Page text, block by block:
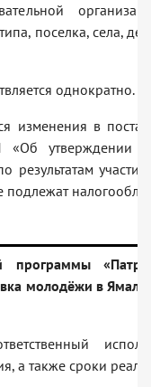
поселка, села,
однократно.
изменения в
утверждении
результатам
подлежат
молодёжи в
а также сроки